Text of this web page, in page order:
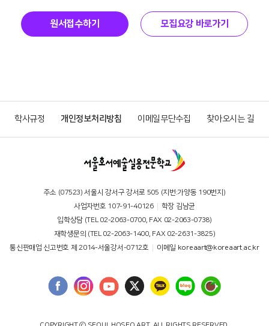
원서접수하기 모집요강 바로가기
학사규정 개인정보처리방침 이메일무단수집 찾아오시는 길
주소 (07523) 서울시 강서구 강서로 505 (지번:가양동 190번지)
사업자번호 107-91-40126
학장 김남균
입학상담 (TEL 02-2063-0700, FAX 02-2063-0738)
재학생문의 (TEL 02-2063-1400, FAX 02-2631-3825)
통신판매업 신고번호 제 2014-서울강서-0712호
이메일 koreaart@koreaart.ac.kr